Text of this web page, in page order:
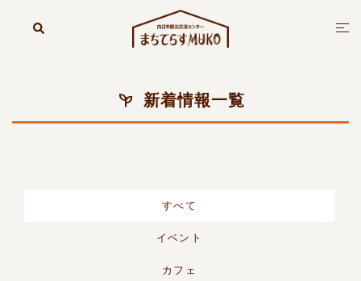
検
索
ト
ュ
新着情報一覧
すべて
イベント
カフェ